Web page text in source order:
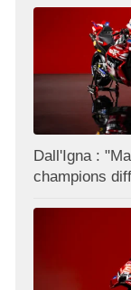
Dall'Igna :
champions